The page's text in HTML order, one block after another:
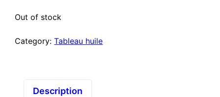
Out of stock
Category:Tableau huile
Description